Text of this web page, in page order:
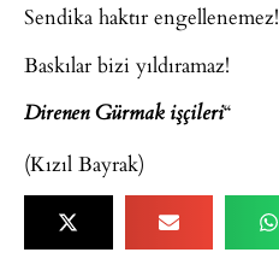
Sendika haktır engellenemez!
Baskılar bizi yıldıramaz!
Direnen Gürmak işçileri“
(Kızıl Bayrak)